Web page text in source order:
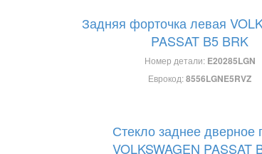
Задняя форточка левая
PASSAT B5 BRK
Номер детали: E20285LGN
Еврокод:8556LGNE5RVZ
Стекло заднее дверное
VOLKSWAGEN PASSAT